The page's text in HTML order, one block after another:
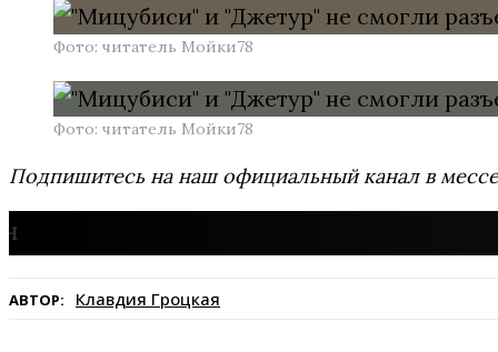
Фото: читатель Мойки78
Фото: читатель Мойки78
Подпишитесь на наш официальный канал в
АВТОР: Клавдия Гроцкая